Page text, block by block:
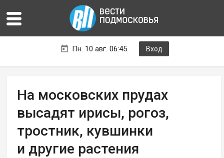
Пн. 10 авг. 06:45 Вход
На московских прудах
высадят ирисы, рогоз,
тростник, кувшинки
и другие растения